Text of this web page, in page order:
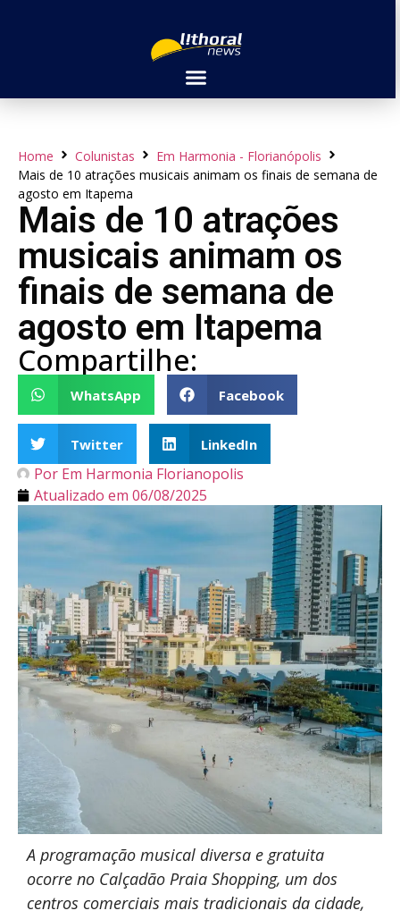
Home Colunistas
Em Harmonia - Florianópolis
Mais de 10 atrações musicais animam os finais de semana de
agosto em Itapema
Mais de 10 atrações
musicais animam os
finais de semana de
agosto em Itapema
Compartilhe:
WhatsApp Facebook
Twitter LinkedIn
Por Em Harmonia Florianopolis
Atualizado em 06/08/2025
A programação musical diversa e gratuita
ocorre no Calçadão Praia Shopping, um dos
centros comerciais mais tradicionais da cidade,